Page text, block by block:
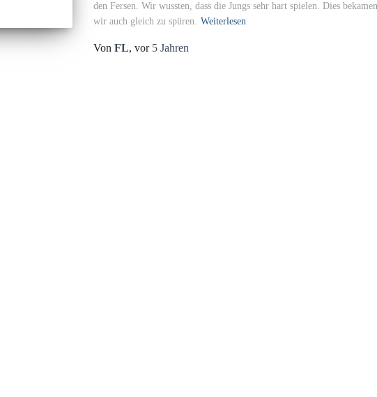
den Fersen. Wir wussten, dass die Jungs sehr hart spielen. Dies bekamen
wir auch gleich zu spüren. Weiterlesen
Von FL, vor 5 Jahren